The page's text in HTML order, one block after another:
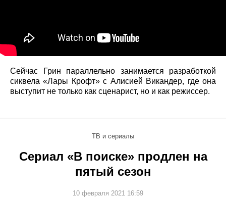
Сейчас Грин параллельно занимается разработкой
сиквела «Лары Крофт» с Алисией Викандер, где она
выступит не только как сценарист, но и как режиссер.
ТВ и сериалы
Сериал «В поиске» продлен на
пятый сезон
10 февраля 2021 16:59